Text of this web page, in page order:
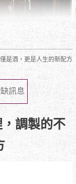
是酒，更是人生的新配方
訊息
調製的不